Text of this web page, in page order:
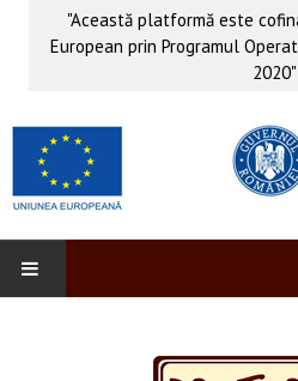
"Această platformă este
European prin Programul
2020"